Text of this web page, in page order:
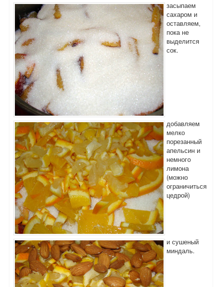
засыпаем
сахаром и
оставляем,
пока не
выделится
сок.
добавляем
мелко
порезанный
апельсин и
немного
лимона
(можно
ограничиться
цедрой)
и сушеный
миндаль.